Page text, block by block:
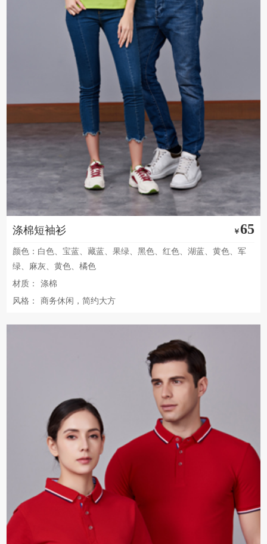
涤棉短袖衫 ￥65
颜色：白色、宝蓝、藏蓝、果绿、黑色、红色、湖蓝、黄色、军
绿、麻灰、黄色、橘色
材质：
涤棉
风格：
商务休闲，简约大方